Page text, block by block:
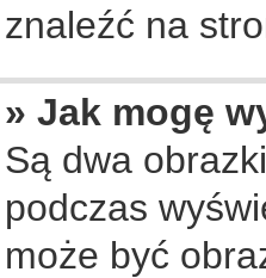
znaleźć na
» Jak mogę
Są dwa
podczas
może być